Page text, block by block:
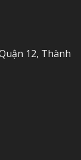
12, Thành